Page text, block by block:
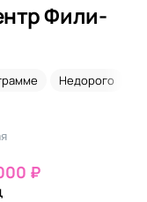
Фили-
Недорого
₽